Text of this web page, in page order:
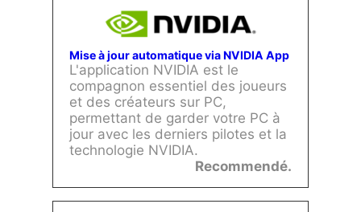
Mise à jour automatique via NVIDIA App
L'application NVIDIA est le
compagnon essentiel des joueurs
et des créateurs sur PC,
permettant de garder votre PC à
jour avec les derniers pilotes et la
technologie NVIDIA.
Recommendé.